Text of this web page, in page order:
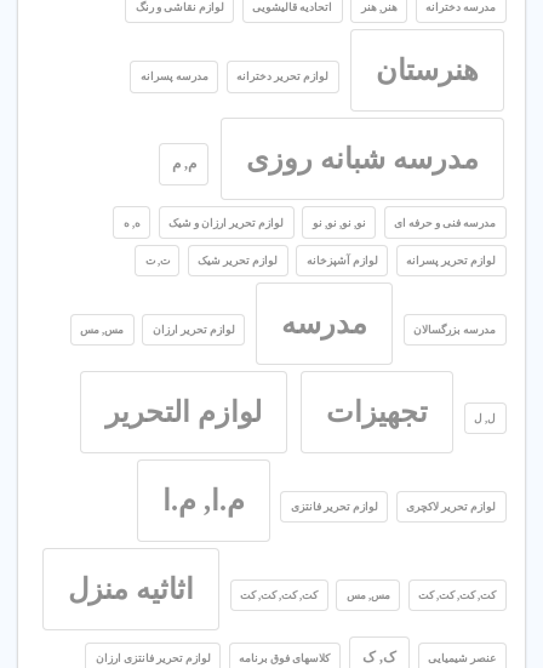
مدرسه دخترانه هنر, هنر اتحادیه قالیشویی لوازم نقاشی و رنگ
هنرستان لوازم تحریر دخترانه مدرسه پسرانه
مدرسه شبانه روزی م, م
مدرسه فنی و حرفه ای نو, نو, نو, نو لوازم تحریر ارزان و شیک ه, ه
لوازم تحریر پسرانه لوازم آشپزخانه لوازم تحریر شیک ت, ت
مدرسه بزرگسالان مدرسه لوازم تحریر ارزان مس, مس
ل, ل تجهیزات لوازم التحریر
لوازم تحریر لاکچری لوازم تحریر فانتزی م.ا, م.ا
کت, کت, کت, کت مس, مس کت, کت, کت, کت اثاثیه منزل
عنصر شیمیایی ک, ک کلاسهای فوق برنامه لوازم تحریر فانتزی ارزان